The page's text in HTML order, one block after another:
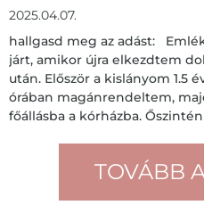
2025.04.07.
hallgasd meg az adást:
járt, amikor újra elkezdtem
után. Először a kislányom 1.5
órában magánrendeltem,
főállásba a kórházba.
TOVÁBB